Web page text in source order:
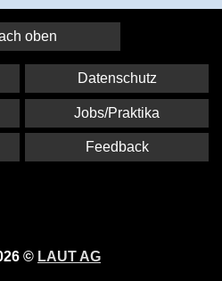
oben
© LAUT AG
Datenschutz
Jobs/Praktika
Feedback